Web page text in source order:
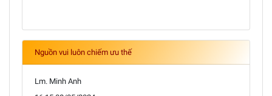
Nguồn vui luôn chiếm ưu thế
Lm. Minh Anh